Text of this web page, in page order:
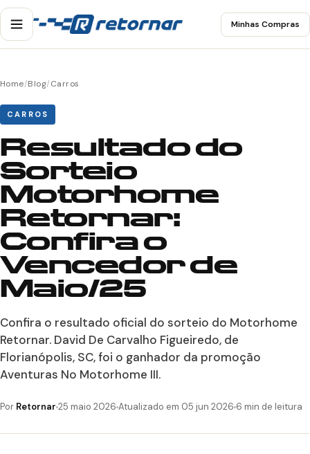
Minhas Compras
Home/Blog/Carros
CARROS
Resultado do
Sorteio
Motorhome
Retornar:
Confira o
Vencedor de
Maio/25
Confira o resultado oficial do sorteio do Motorhome
Retornar. David De Carvalho Figueiredo, de
Florianópolis, SC, foi o ganhador da promoção
Aventuras No Motorhome III.
Por Retornar 25 maio 2026 Atualizado em 05 jun 2026 6 min de leitura